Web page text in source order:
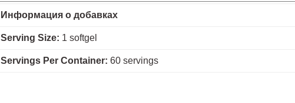
Информация о добавках
Serving Size: 1 softgel
Servings Per Container: 60 servings